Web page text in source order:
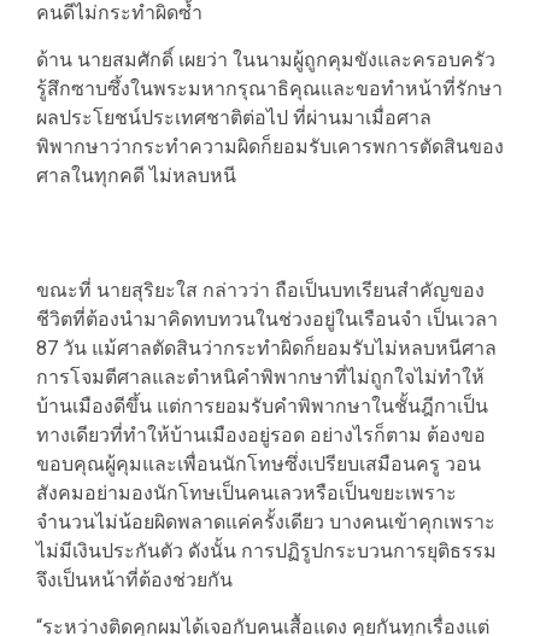
คนดีไม่กระทำผิดซ้ำ
ด้าน นายสมศักดิ์ เผยว่า ในนามผู้ถูกคุมขังและครอบครัว
รู้สึกซาบซึ้งในพระมหากรุณาธิคุณและขอทำหน้าที่รักษา
ผลประโยชน์ประเทศชาติต่อไป ที่ผ่านมาเมื่อศาล
พิพากษาว่ากระทำความผิดก็ยอมรับเคารพการตัดสินของ
ศาลในทุกคดี ไม่หลบหนี
ขณะที่ นายสุริยะใส กล่าวว่า ถือเป็นบทเรียนสำคัญของ
ชีวิตที่ต้องนำมาคิดทบทวนในช่วงอยู่ในเรือนจำ เป็นเวลา
87 วัน แม้ศาลตัดสินว่ากระทำผิดก็ยอมรับไม่หลบหนีศาล
การโจมตีศาลและตำหนิคำพิพากษาที่ไม่ถูกใจไม่ทำให้
บ้านเมืองดีขึ้น แต่การยอมรับคำพิพากษาในชั้นฎีกาเป็น
ทางเดียวที่ทำให้บ้านเมืองอยู่รอด อย่างไรก็ตาม ต้องขอ
ขอบคุณผู้คุมและเพื่อนนักโทษซึ่งเปรียบเสมือนครู วอน
สังคมอย่ามองนักโทษเป็นคนเลวหรือเป็นขยะเพราะ
จำนวนไม่น้อยผิดพลาดแค่ครั้งเดียว บางคนเข้าคุกเพราะ
ไม่มีเงินประกันตัว ดังนั้น การปฏิรูปกระบวนการยุติธรรม
จึงเป็นหน้าที่ต้องช่วยกัน
“ระหว่างติดคุกผมได้เจอกับคนเสื้อแดง คุยกันทุกเรื่องแต่